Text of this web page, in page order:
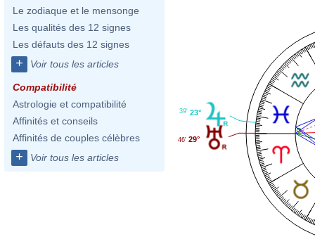
Le zodiaque et le mensonge
Les qualités des 12 signes
Les défauts des 12 signes
+ Voir tous les articles
Compatibilité
Astrologie et compatibilité
Affinités et conseils
Affinités de couples célèbres
+ Voir tous les articles
23°
39'
29°
46'